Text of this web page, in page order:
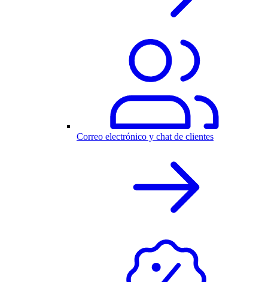
Correo electrónico y chat de clientes